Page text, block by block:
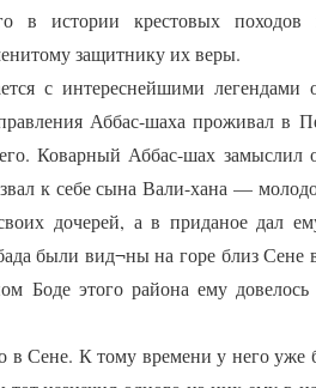
в истории крестовых
защитнику их веры.
с интереснейшими легендами о
Аббас-шаха проживал в
Коварный Аббас-шах замыслил
к себе сына Вали-хана —
дочерей, а в приданое дал
были вид¬ны на горе близ Сене
Боде этого района ему довелось
Сене. К тому времени у него уже